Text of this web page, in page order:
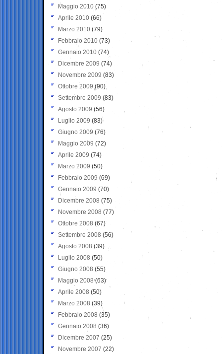
Maggio 2010 (75)
Aprile 2010 (66)
Marzo 2010 (79)
Febbraio 2010 (73)
Gennaio 2010 (74)
Dicembre 2009 (74)
Novembre 2009 (83)
Ottobre 2009 (90)
Settembre 2009 (83)
Agosto 2009 (56)
Luglio 2009 (83)
Giugno 2009 (76)
Maggio 2009 (72)
Aprile 2009 (74)
Marzo 2009 (50)
Febbraio 2009 (69)
Gennaio 2009 (70)
Dicembre 2008 (75)
Novembre 2008 (77)
Ottobre 2008 (67)
Settembre 2008 (56)
Agosto 2008 (39)
Luglio 2008 (50)
Giugno 2008 (55)
Maggio 2008(63)
Aprile 2008 (50)
Marzo 2008 (39)
Febbraio 2008 (35)
Gennaio 2008 (36)
Dicembre 2007 (25)
Novembre 2007 (22)